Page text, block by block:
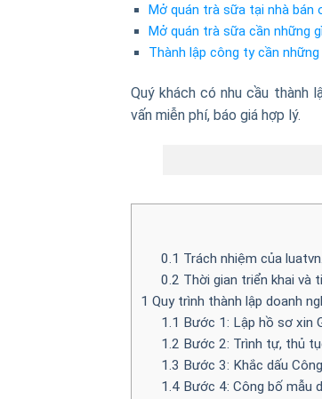
Mở quán trà sữa tại nhà bán
Mở quán trà sữa cần những
Thành lập công ty cần
Quý khách có nhu cầu thành
vấn miễn phí, báo giá hợp lý.
0.1 Trách nhiệm của
0.2 Thời gian triển khai và
1 Quy trình thành lập doanh
1.1 Bước 1: Lập hồ sơ xin
1.2 Bước 2: Trình tự, thủ
1.3 Bước 3: Khắc dấu
1.4Bước 4: Công bố mẫu